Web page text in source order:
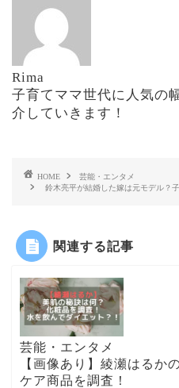
Rima
子育てママ世代に人気の
介していきます！
HOME
芸能・エンタメ
鈴木亮平が結婚した嫁は元モデル？
関連する記事
芸能・エンタメ
【画像あり】綾瀬はるか
ケア商品を調査！